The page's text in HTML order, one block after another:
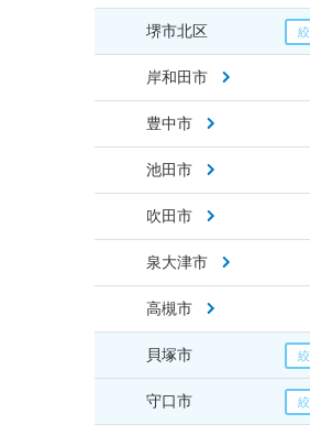
堺市北区
岸和田市
豊中市
池田市
吹田市
泉大津市
高槻市
貝塚市
守口市